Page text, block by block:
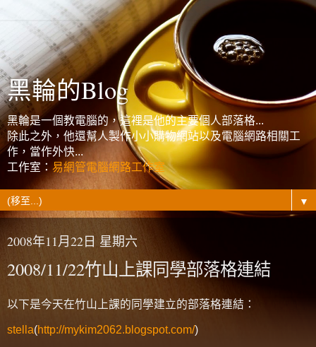
黑輪的Blog
黑輪是一個教電腦的，這裡是他的主要個人部落格...
除此之外，他還幫人製作小小購物網站以及電腦網路相關工
作，當作外快...
工作室： 易網管電腦網路工作室
▼
2008年11月22日 星期六
2008/11/22竹山上課同學部落格連結
以下是今天在竹山上課的同學建立的部落格連結：
stella(http://mykim2062.blogspot.com/)